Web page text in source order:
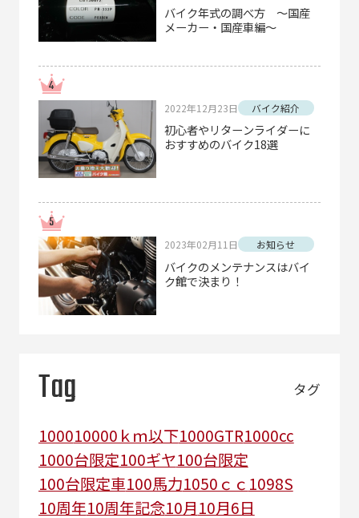
バイク年式の調べ方 ～国産
メーカー・国産車編～
2022年12月23日 バイク紹介
初心者やリターンライダーに
おすすめのバイク18選
2023年02月11日 お知らせ
バイクのメンテナンスはバイ
ク館で決まり！
Tag タグ
100010000ｋｍ以下1000GTR1000cc
1000台限定100ギヤ100台限定
100台限定車100馬力1050ｃｃ 1098S
10周年10周年記念10月10月6日